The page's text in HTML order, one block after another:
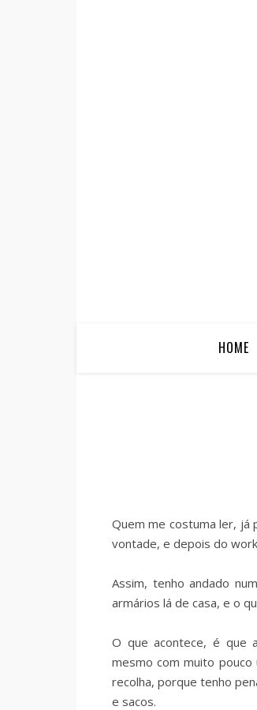
HOME
Quem me costuma ler, já
vontade, e depois do
Assim, tenho andado
armários lá de casa, e o
O que acontece, é que
mesmo com muito
recolha, porque tenho
e sacos.